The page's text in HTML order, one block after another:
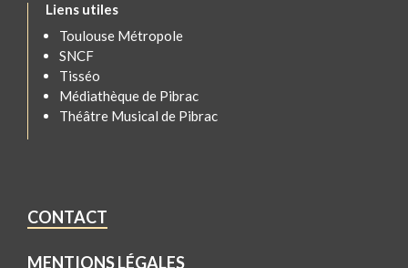
Liens utiles
Toulouse Métropole
SNCF
Tisséo
Médiathèque de Pibrac
Théâtre Musical de Pibrac
CONTACT
MENTIONS LÉGALES